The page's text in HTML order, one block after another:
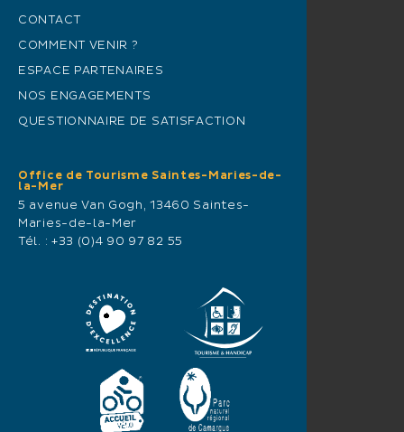
CONTACT
COMMENT VENIR ?
ESPACE PARTENAIRES
NOS ENGAGEMENTS
QUESTIONNAIRE DE SATISFACTION
Office de Tourisme Saintes-Maries-de-
la-Mer
5 avenue Van Gogh, 13460 Saintes-
Maries-de-la-Mer
Tél. : +33 (0)4 90 97 82 55